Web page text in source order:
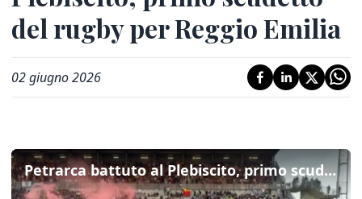
del rugby per Reggio Emilia
02 giugno 2026
Petrarca battuto al Plebiscito, primo scudetto del rugby per Reggio Emilia